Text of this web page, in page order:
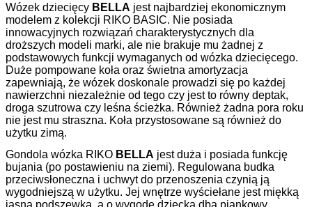
Wózek dziecięcy BELLA jest najbardziej ekonomicznym
modelem z kolekcji RIKO BASIC. Nie posiada
innowacyjnych rozwiązań charakterystycznych dla
droższych modeli marki, ale nie brakuje mu żadnej z
podstawowych funkcji wymaganych od wózka dziecięcego.
Duże pompowane koła oraz świetna amortyzacja
zapewniają, że wózek doskonale prowadzi się po każdej
nawierzchni niezależnie od tego czy jest to równy deptak,
droga szutrowa czy leśna ścieżka. Również żadna pora roku
nie jest mu straszna. Koła przystosowane są również do
użytku zimą.
Gondola wózka RIKO BELLA jest duża i posiada funkcję
bujania (po postawieniu na ziemi). Regulowana budka
przeciwsłoneczna i uchwyt do przenoszenia czynią ją
wygodniejszą w użytku. Jej wnętrze wyściełane jest miękką
jasną podszewką, a o wygodę dziecka dba piankowy